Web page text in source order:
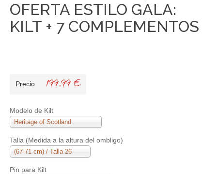
OFERTA ESTILO GALA:
KILT + 7 COMPLEMENTOS
Precio 199,99 €
Modelo de Kilt
Heritage of Scotland
Talla (Medida a la altura del ombligo)
(67-71 cm) / Talla 26
Pin para Kilt